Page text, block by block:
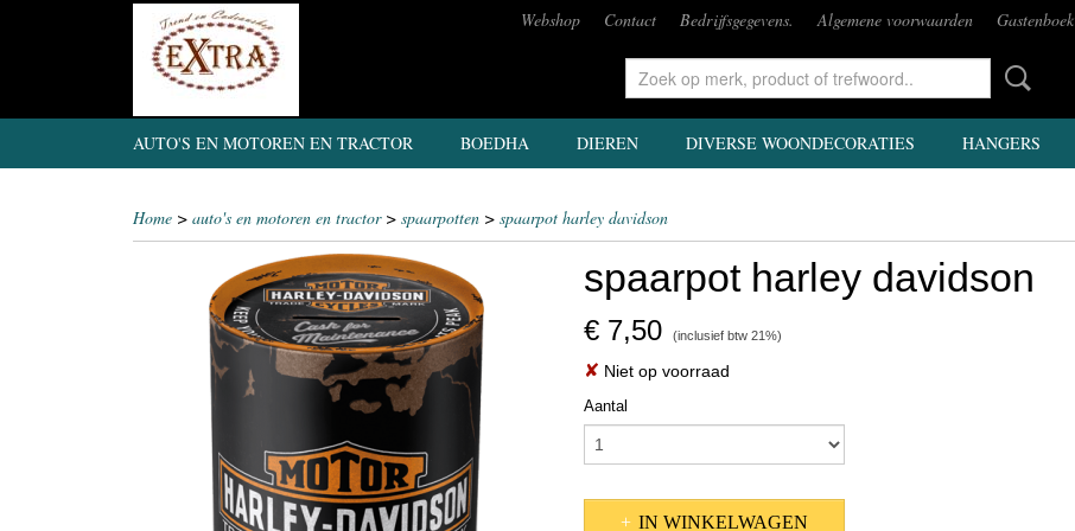
Webshop Contact Bedrijfsgegevens. Algemene voorwaarden Gastenboek
AUTO'S EN MOTOREN EN TRACTOR BOEDHA DIEREN DIVERSE WOONDECORATIES HANGERS
Home > auto's en motoren en tractor> spaarpotten > spaarpot harley davidson
spaarpot harley davidson
€ 7,50 (inclusief btw 21%)
✘ Niet op voorraad
Aantal
IN WINKELWAGEN